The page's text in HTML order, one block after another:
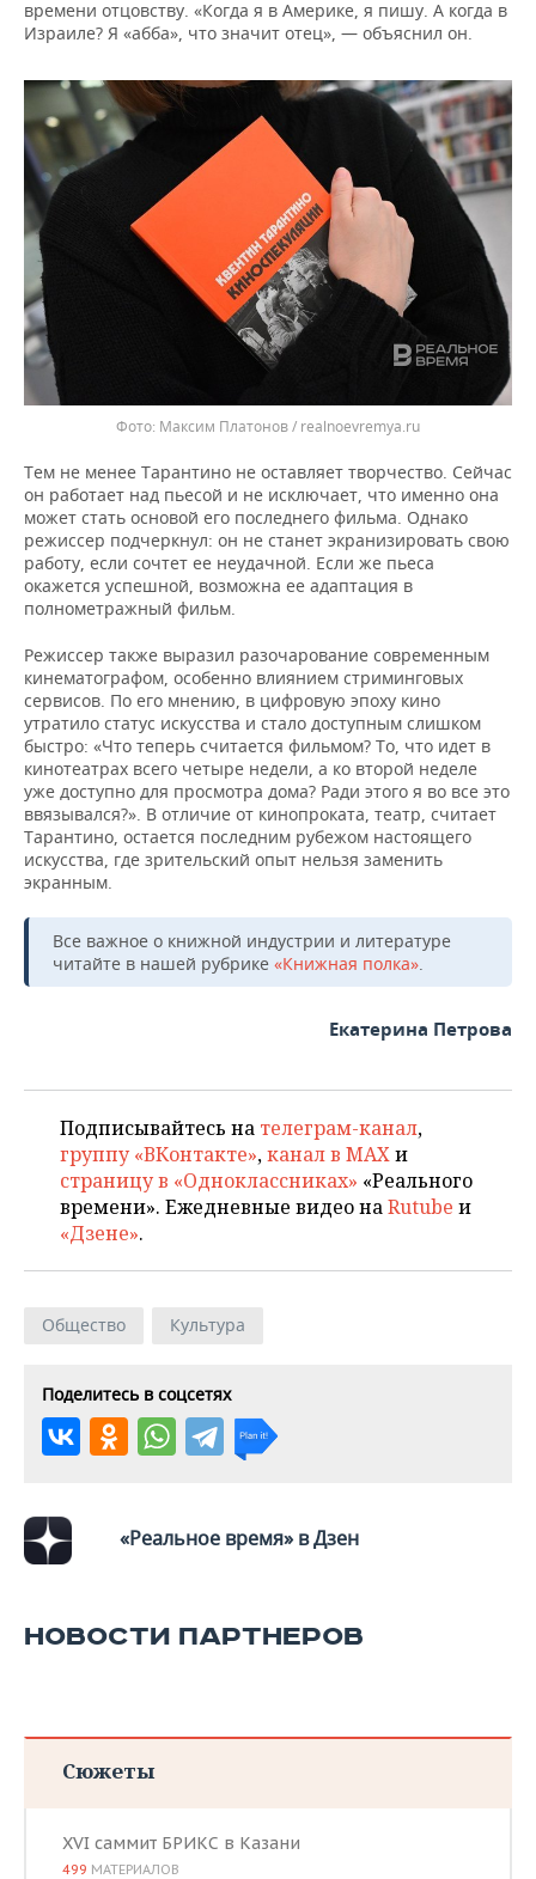
времени отцовству. «Когда я в Америке, я пишу. А когда в
Израиле? Я «абба», что значит отец», — объяснил он.
Максим Платонов / realnoevremya.ru
Тем не менее Тарантино не оставляет творчество. Сейчас
он работает над пьесой и не исключает, что именно она
может стать основой его последнего фильма. Однако
режиссер подчеркнул: он не станет экранизировать свою
работу, если сочтет ее неудачной. Если же пьеса
окажется успешной, возможна ее адаптация в
полнометражный фильм.
Режиссер также выразил разочарование современным
кинематографом, особенно влиянием стриминговых
сервисов. По его мнению, в цифровую эпоху кино
утратило статус искусства и стало доступным слишком
быстро: «Что теперь считается фильмом? То, что идет в
кинотеатрах всего четыре недели, а ко второй неделе
уже доступно для просмотра дома? Ради этого я во все это
ввязывался?». В отличие от кинопроката, театр, считает
Тарантино, остается последним рубежом настоящего
искусства, где зрительский опыт нельзя заменить
экранным.
Все важное о книжной индустрии и литературе
читайте в нашей рубрике «Книжная полка».
Екатерина Петрова
Подписывайтесь на телеграм-канал,
группу «ВКонтакте»,канал в MAXи
страницу в «Одноклассниках» «Реального
времени». Ежедневные видео наRutube и
«Дзене».
Общество Культура
Поделитесь в соцсетях
«Реальное время» в Дзен
НОВОСТИ ПАРТНЕРОВ
Сюжеты
XVI саммит БРИКС в Казани
499 МАТЕРИАЛОВ